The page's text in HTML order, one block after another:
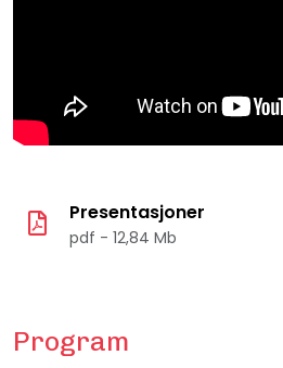
Presentasjoner
pdf - 12,84 Mb
Program